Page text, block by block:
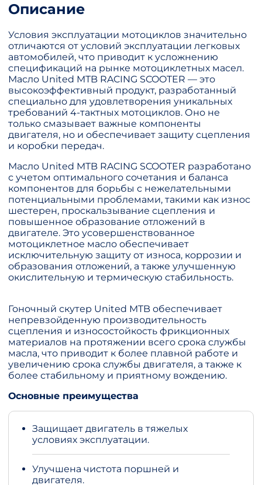
Описание
Условия эксплуатации мотоциклов значительно
отличаются от условий эксплуатации легковых
автомобилей, что приводит к усложнению
спецификаций на рынке мотоциклетных масел.
Масло United MTB RACING SCOOTER — это
высокоэффективный продукт, разработанный
специально для удовлетворения уникальных
требований 4-тактных мотоциклов. Оно не
только смазывает важные компоненты
двигателя, но и обеспечивает защиту сцепления
и коробки передач.
Масло United MTB RACING SCOOTER разработано
с учетом оптимального сочетания и баланса
компонентов для борьбы с нежелательными
потенциальными проблемами, такими как износ
шестерен, проскальзывание сцепления и
повышенное образование отложений в
двигателе. Это усовершенствованное
мотоциклетное масло обеспечивает
исключительную защиту от износа, коррозии и
образования отложений, а также улучшенную
окислительную и термическую стабильность.
Гоночный скутер United MTB обеспечивает
непревзойденную производительность
сцепления и износостойкость фрикционных
материалов на протяжении всего срока службы
масла, что приводит к более плавной работе и
увеличению срока службы двигателя, а также к
более стабильному и приятному вождению.
Основные преимущества
Защищает двигатель в тяжелых
условиях эксплуатации.
Улучшена чистота поршней и
двигателя.